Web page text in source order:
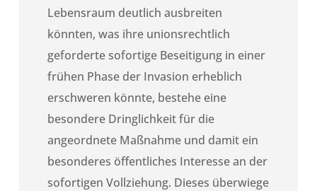
Lebensraum deutlich ausbreiten
könnten, was ihre unionsrechtlich
geforderte sofortige Beseitigung in einer
frühen Phase der Invasion erheblich
erschweren könnte, bestehe eine
besondere Dringlichkeit für die
angeordnete Maßnahme und damit ein
besonderes öffentliches Interesse an der
sofortigen Vollziehung. Dieses überwiege